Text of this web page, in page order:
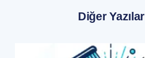
Diğer Yazılar